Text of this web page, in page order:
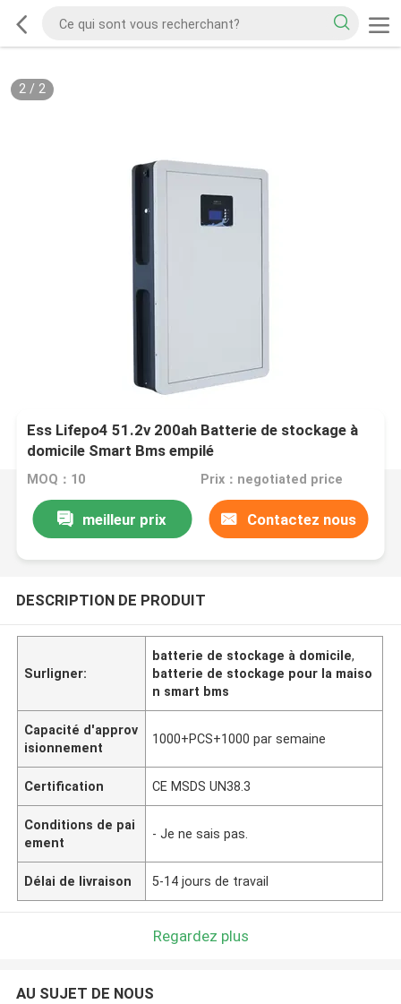
2/ 2
Ess Lifepo4 51.2v 200ah Batterie de stockage à
domicile Smart Bms empilé
MOQ：10 Prix：negotiated price
meilleur prix Contactez nous
DESCRIPTION DE PRODUIT
Surligner:
batterie de stockage à domicile,
batterie de stockage pour la maiso
n smart bms
Capacité d'approv
isionnement
1000+PCS+1000 par semaine
Certification CE MSDS UN38.3
Conditions de pai
ement
- Je ne sais pas.
Délai de livraison 5-14 jours de travail
Regardez plus
AU SUJET DE NOUS